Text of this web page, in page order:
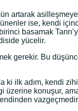
artarak
ise, kendi
basamak
yücelir.
gerekir. Bu
ki ilk adım, kendi
üzerine konuşur,